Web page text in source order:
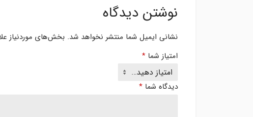
نوشتن دیدگاه
نشانی ایمیل شما منتشر نخواهد شد. بخش‌های موردنیاز
امتیاز شما *
دیدگاه شما *